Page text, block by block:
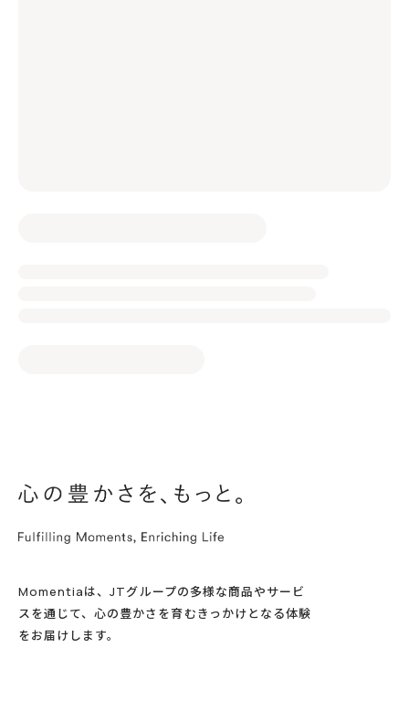
Momentiaは、JTグループの多様な商品やサービ
スを通じて、心の豊かさを育むきっかけとなる体験
をお届けします。